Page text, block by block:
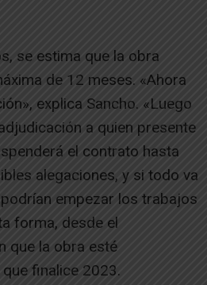
se estima que la obra
de 12 meses. «Ahora
explica Sancho. «Luego
a quien presente
el contrato hasta
alegaciones, y si todo va
empezar los trabajos
forma, desde el
que la obra esté
finalice 2023.